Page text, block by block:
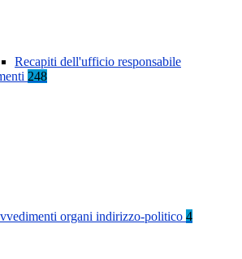
Recapiti dell'ufficio responsabile
248
organi indirizzo-politico 4